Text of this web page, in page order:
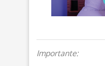
Importante: